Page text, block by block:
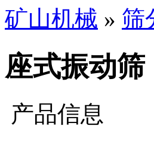
矿山机械 » 筛
座式振动筛
产品信息